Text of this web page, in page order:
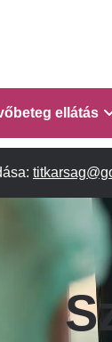
ellátás
Szív-
Gyermek
Gyermek
Szívsebészeti